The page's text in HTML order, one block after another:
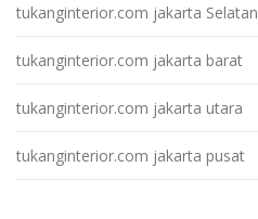
tukanginterior.com jakarta Selatan
tukanginterior.com jakarta barat
tukanginterior.com jakarta utara
tukanginterior.com jakarta pusat